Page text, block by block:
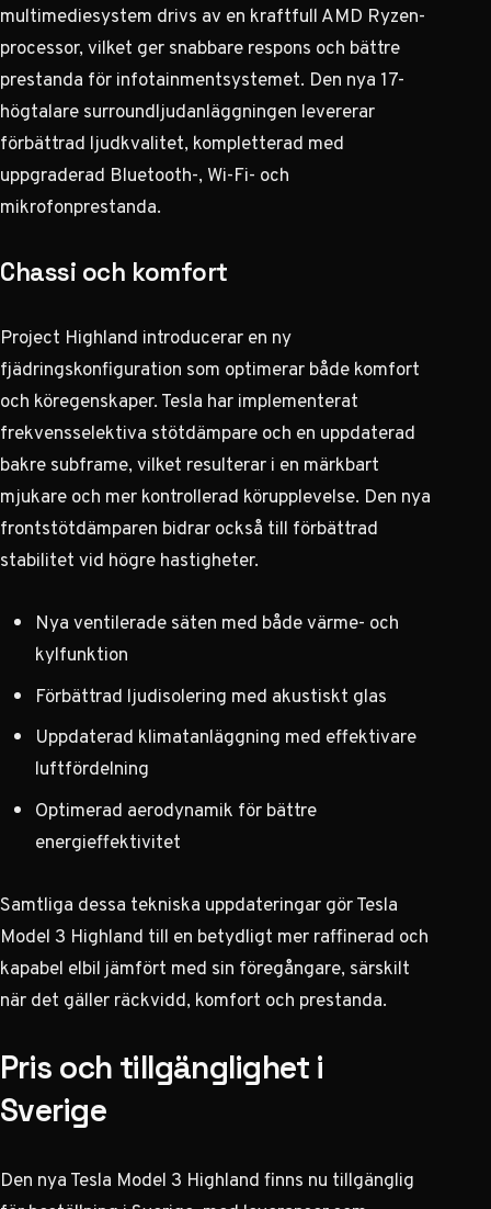
multimediesystem drivs av en kraftfull AMD Ryzen-
processor, vilket ger snabbare respons och bättre
prestanda för infotainmentsystemet. Den nya 17-
högtalare surroundljudanläggningen levererar
förbättrad ljudkvalitet, kompletterad med
uppgraderad Bluetooth-, Wi-Fi- och
mikrofonprestanda.
Chassi och komfort
Project Highland introducerar en ny
fjädringskonfiguration som optimerar både komfort
och köregenskaper. Tesla har implementerat
frekvensselektiva stötdämpare och en uppdaterad
bakre subframe, vilket resulterar i en märkbart
mjukare och mer kontrollerad körupplevelse. Den nya
frontstötdämparen bidrar också till förbättrad
stabilitet vid högre hastigheter.
Nya ventilerade säten med både värme- och
kylfunktion
Förbättrad ljudisolering med akustiskt glas
Uppdaterad klimatanläggning med effektivare
luftfördelning
Optimerad aerodynamik för bättre
energieffektivitet
Samtliga dessa tekniska uppdateringar gör Tesla
Model 3 Highland till en betydligt mer raffinerad och
kapabel elbil jämfört med sin föregångare, särskilt
när det gäller räckvidd, komfort och prestanda.
Pris och tillgänglighet i
Sverige
Den nya Tesla Model 3 Highland finns nu tillgänglig